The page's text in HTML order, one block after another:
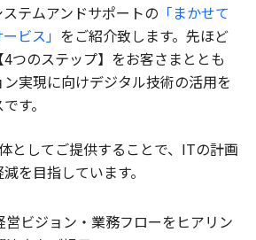
テムアンドサポートの 「まかせて
ビス」 をご紹介致します。先ほど
つのステップ】をお客さまととも
実現に向けデジタル技術の活用を
す。
としてご提供することで、ITの計画
を目指しています。
ビジョン・業務フローをヒアリン